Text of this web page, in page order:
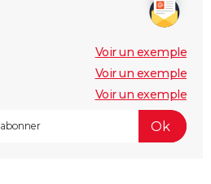
Voir un exemple
Voir un exemple
Voir un exemple